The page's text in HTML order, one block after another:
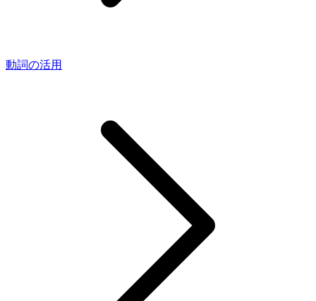
動詞の活用